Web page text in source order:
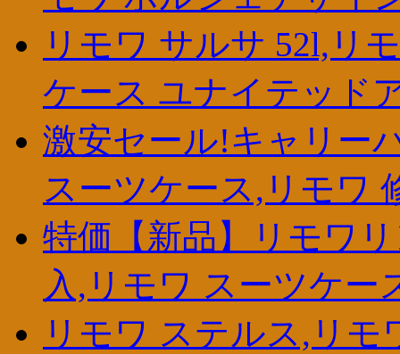
リモワ サルサ 52l,リ
ケース ユナイテッド
激安セール!キャリー
スーツケース,リモワ
特価【新品】リモワ
入,リモワ スーツケー
リモワ ステルス,リ